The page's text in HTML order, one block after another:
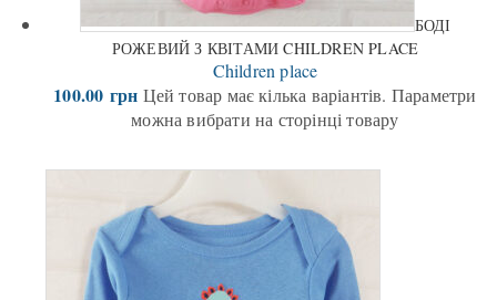
БОДІ
РОЖЕВИЙ З КВІТАМИ CHILDREN PLACE
Children place
100.00 грн Цей товар має кілька варіантів. Параметри
можна вибрати на сторінці товару